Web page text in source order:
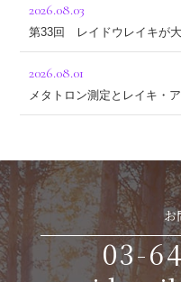
2026.08.03
第33回 レイドウレイキが
2026.08.01
メタトロン測定とレイキ・
お
03-